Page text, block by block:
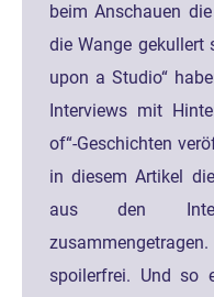
beim Anschauen
die Wange gekullert
upon a Studio“
Interviews mit
of“-Geschichten
in diesem Artikel
aus den
spoilerfrei. Und so